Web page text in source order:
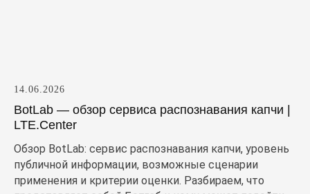
14.06.2026
BotLab — обзор сервиса распознавания капчи |
LTE.Center
Обзор BotLab: сервис распознавания капчи, уровень
публичной информации, возможные сценарии
применения и критерии оценки. Разбираем, что